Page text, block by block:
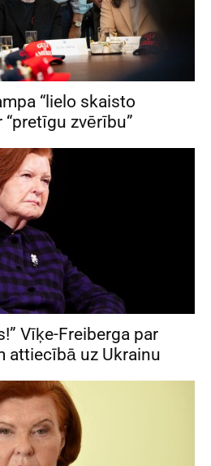
“lielo skaisto
“pretīgu zvērību”
Vīķe-Freiberga par
attiecībā uz Ukrainu